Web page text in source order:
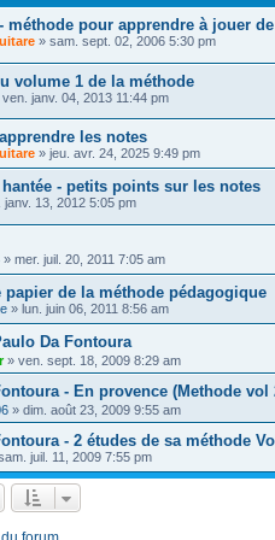
méthode pour apprendre à jouer
» sam. sept. 02, 2006 5:30 pm
volume 1 de la méthode
ven. janv. 04, 2013 11:44 pm
les notes
» jeu. avr. 24, 2025 9:49 pm
- petits points sur les notes
janv. 13, 2012 5:05 pm
» mer. juil. 20, 2011 7:05 am
papier de la méthode pédagogique
» lun. juin 06, 2011 8:56 am
Da Fontoura
» ven. sept. 18, 2009 8:29 am
- En provence (Methode vol
» dim. août 23, 2009 9:55 am
- 2 études de sa méthode
juil. 11, 2009 7:55 pm